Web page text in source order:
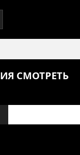
СМОТРЕТЬ